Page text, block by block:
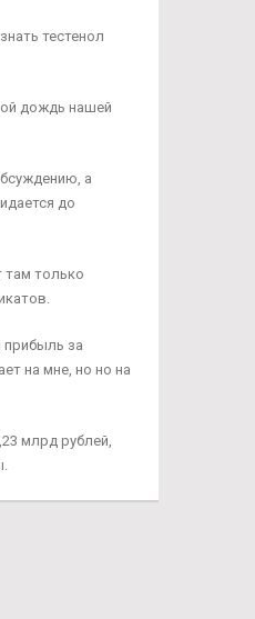
тестенол
дождь нашей
а
до
там только
за
на мне, но но на
млрд рублей,